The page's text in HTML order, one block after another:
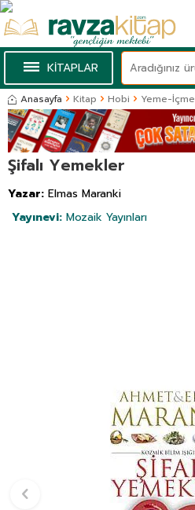
KİTAPLAR
Anasayfa Kitap Hobi Yeme-İçme
Şifalı Yemekler
Yazar: Elmas Maranki
Yayınevi: Mozaik Yayınları